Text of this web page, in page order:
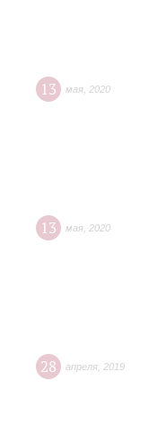
13 мая 2020
13 мая 2020
28 апреля 2019